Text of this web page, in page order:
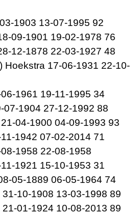
1903 13-07-1995 92
09-1901 19-02-1978 76
12-1878 22-03-1927 48
Hoekstra 17-06-1931 22-10-
1961 19-11-1995 34
07-1904 27-12-1992 88
04-1900 04-09-1993 93
1942 07-02-2014 71
1958 22-08-1958
1921 15-10-1953 31
05-1889 06-05-1964 74
10-1908 13-03-1998 89
01-1924 10-08-2013 89